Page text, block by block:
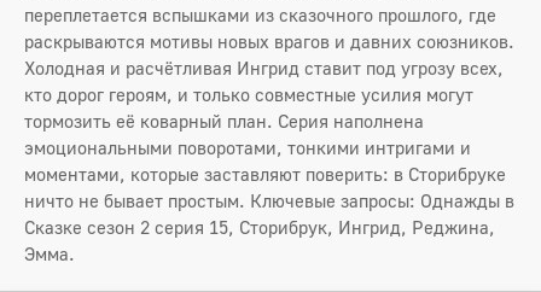
переплетается вспышками из сказочного прошлого, где
раскрываются мотивы новых врагов и давних союзников.
Холодная и расчётливая Ингрид ставит под угрозу всех,
кто дорог героям, и только совместные усилия могут
тормозить её коварный план. Серия наполнена
эмоциональными поворотами, тонкими интригами и
моментами, которые заставляют поверить: в Сторибруке
ничто не бывает простым. Ключевые запросы: Однажды в
Сказке сезон 2 серия 15, Сторибрук, Ингрид, Реджина,
Эмма.